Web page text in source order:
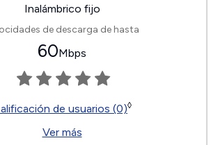
Inalámbrico fijo
de descarga de hasta
60Mbps
de usuarios (0)◊
Ver más